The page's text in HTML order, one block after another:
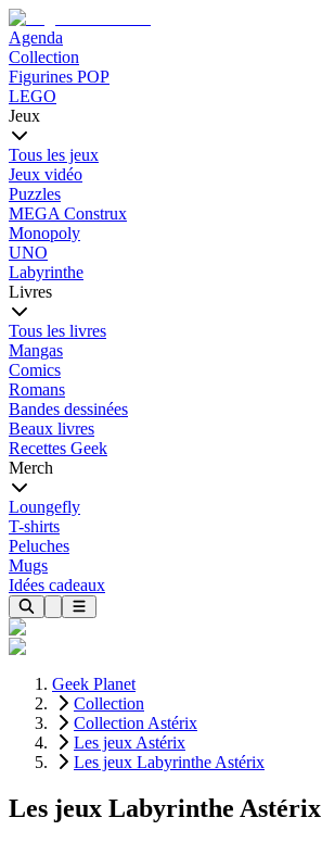
Agenda
Collection
Figurines POP
LEGO
Jeux
Tous les jeux
Jeux vidéo
Puzzles
MEGA Construx
Monopoly
UNO
Labyrinthe
Livres
Tous les livres
Mangas
Comics
Romans
Bandes dessinées
Beaux livres
Recettes Geek
Merch
Loungefly
T-shirts
Peluches
Mugs
Idées cadeaux
Geek Planet
Collection
Collection Astérix
Les jeux Astérix
Les jeux Labyrinthe Astérix
Les jeux Labyrinthe Astérix